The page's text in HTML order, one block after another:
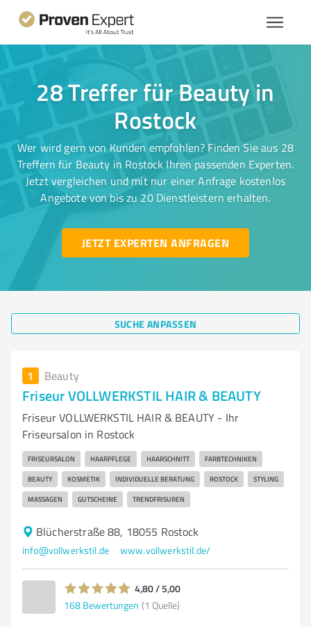
28 Treffer für Beauty in
Rostock
Wer wird gern von Kunden empfohlen? Finden Sie aus 28
Treffern für Beauty in Rostock Ihren passenden Experten.
Jetzt vergleichen und mit nur einer Anfrage kostenlos
Angebote von bis zu 20 Dienstleistern erhalten.
JETZT EXPERTEN ANFRAGEN
SUCHE ANPASSEN
1 Beauty
Friseur VOLLWERKSTIL HAIR & BEAUTY
Friseur VOLLWERKSTIL HAIR & BEAUTY - Ihr
Friseursalon in Rostock
FRISEURSALON HAARPFLEGE HAARSCHNITT FARBTECHNIKEN
BEAUTY KOSMETIK INDIVIDUELLE BERATUNG ROSTOCK STYLING
MASSAGEN GUTSCHEINE TRENDFRISUREN
Blücherstraße 88, 18055 Rostock
info@vollwerkstil.de www.vollwerkstil.de/
4,80 / 5,00
168 Bewertungen (1 Quelle)